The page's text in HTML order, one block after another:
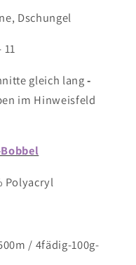
Dschungel
gleich lang-
im Hinweisfeld
Polyacryl
/ 4fädig-100g-